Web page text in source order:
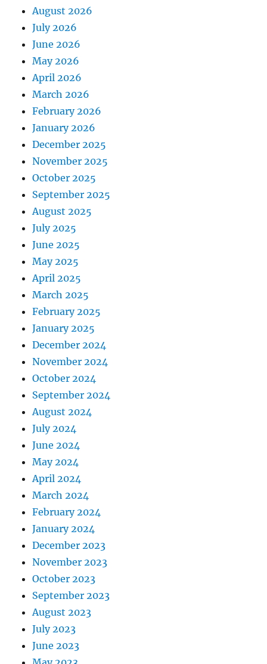
August 2026
July 2026
June 2026
May 2026
April 2026
March 2026
February 2026
January 2026
December 2025
November 2025
October 2025
September 2025
August 2025
July 2025
June 2025
May 2025
April 2025
March 2025
February 2025
January 2025
December 2024
November 2024
October 2024
September 2024
August 2024
July 2024
June 2024
May 2024
April 2024
March 2024
February 2024
January 2024
December 2023
November 2023
October 2023
September 2023
August 2023
July 2023
June 2023